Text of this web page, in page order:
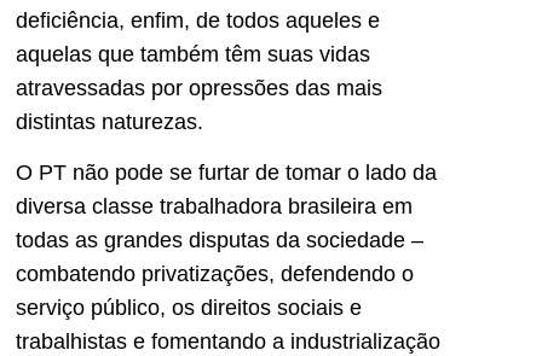
deficiência, enfim, de todos aqueles e
aquelas que também têm suas vidas
atravessadas por opressões das mais
distintas naturezas.
O PT não pode se furtar de tomar o lado da
diversa classe trabalhadora brasileira em
todas as grandes disputas da sociedade –
combatendo privatizações, defendendo o
serviço público, os direitos sociais e
trabalhistas e fomentando a industrialização